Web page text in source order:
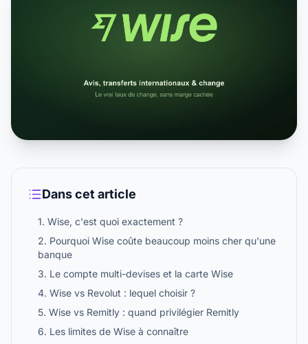
Dans cet article
1. Wise, c'est quoi exactement ?
2. Pourquoi Wise coûte beaucoup moins cher qu'une
banque
3. Le compte multi-devises et la carte Wise
4. Wise vs Revolut : lequel choisir ?
5. Wise vs Remitly : quand privilégier Remitly
6. Les limites de Wise à connaître